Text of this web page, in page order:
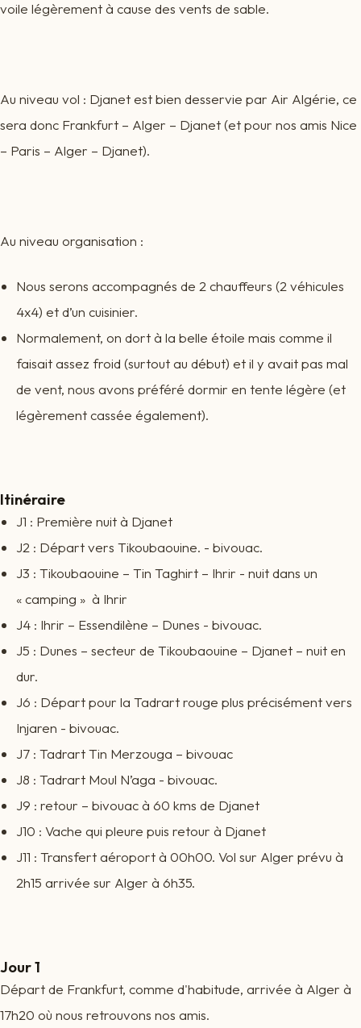
voile légèrement à cause des vents de sable.
Au niveau vol : Djanet est bien desservie par Air Algérie, ce
sera donc Frankfurt – Alger – Djanet (et pour nos amis Nice
– Paris – Alger – Djanet).
Au niveau organisation :
Nous serons accompagnés de 2 chauffeurs (2 véhicules
4x4) et d’un cuisinier.
Normalement, on dort à la belle étoile mais comme il
faisait assez froid (surtout au début) et il y avait pas mal
de vent, nous avons préféré dormir en tente légère (et
légèrement cassée également).
Itinéraire
J1 : Première nuit à Djanet
J2 : Départ vers Tikoubaouine. - bivouac.
J3 : Tikoubaouine – Tin Taghirt – Ihrir - nuit dans un
« camping » à Ihrir
J4 : Ihrir – Essendilène – Dunes - bivouac.
J5 : Dunes – secteur de Tikoubaouine – Djanet – nuit en
dur.
J6 : Départ pour la Tadrart rouge plus précisément vers
Injaren - bivouac.
J7 : Tadrart Tin Merzouga – bivouac
J8 : Tadrart Moul N’aga - bivouac.
J9 : retour – bivouac à 60 kms de Djanet
J10 : Vache qui pleure puis retour à Djanet
J11 : Transfert aéroport à 00h00. Vol sur Alger prévu à
2h15 arrivée sur Alger à 6h35.
Jour 1
Départ de Frankfurt, comme d'habitude, arrivée à Alger à
17h20 où nous retrouvons nos amis.